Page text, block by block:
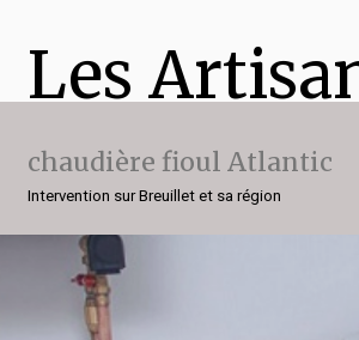
Les
chaudière fioul Atlantic
Intervention sur Breuillet et sa région